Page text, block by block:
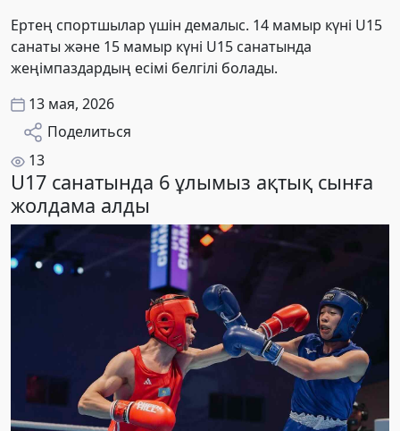
Ертең спортшылар үшін демалыс. 14 мамыр күні U15
санаты және 15 мамыр күні U15 санатында
жеңімпаздардың есімі белгілі болады.
13 мая, 2026
Поделиться
13
U17 санатында 6 ұлымыз ақтық сынға
жолдама алды